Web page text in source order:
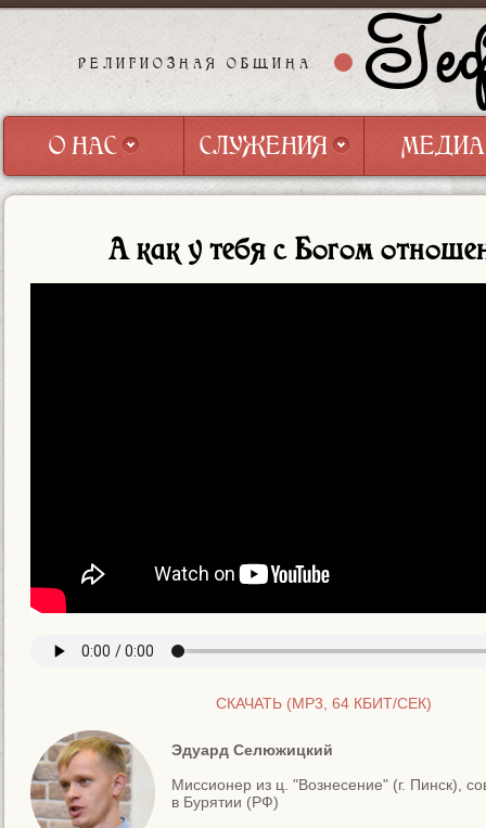
РЕЛИГИОЗНАЯ ОБЩИНА
О НАС
СЛУЖЕНИЯ
СЛУЖЕНИЯ
МЕДИА
МЕДИА
А как у тебя с Богом
СКАЧАТЬ (MP3, 64 КБИТ/СЕК)
Эдуард Селюжицкий
Миссионер из ц. "Вознесение" (г. Пинск),
в Бурятии (РФ)